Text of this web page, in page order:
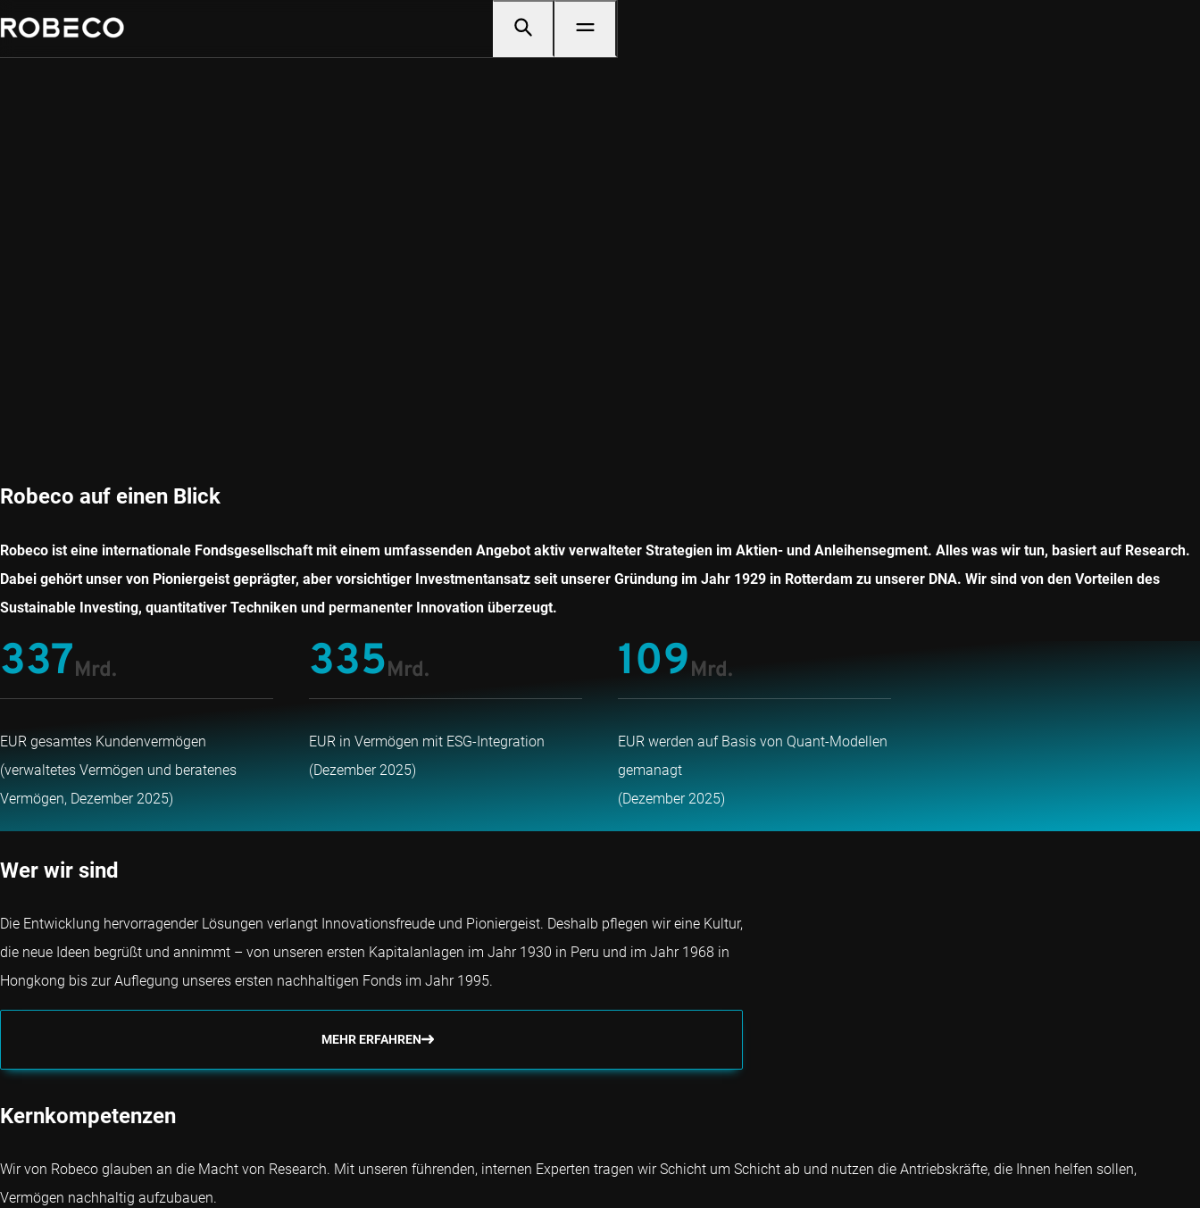
Robeco auf einen Blick
Robeco ist eine internationale Fondsgesellschaft mit einem umfassenden Angebot aktiv verwalteter Strategien im Aktien- und Anleihensegment. Alles was wir tun, basiert auf Research.
Dabei gehört unser von Pioniergeist geprägter, aber vorsichtiger Investmentansatz seit unserer Gründung im Jahr 1929 in Rotterdam zu unserer DNA. Wir sind von den Vorteilen des
Sustainable Investing, quantitativer Techniken und permanenter Innovation überzeugt.
337Mrd.
EUR gesamtes Kundenvermögen
(verwaltetes Vermögen und beratenes
Vermögen, Dezember 2025)
335Mrd.
EUR in Vermögen mit ESG-Integration
(Dezember 2025)
109Mrd.
EUR werden auf Basis von Quant-Modellen
gemanagt
(Dezember 2025)
Wer wir sind
Die Entwicklung hervorragender Lösungen verlangt Innovationsfreude und Pioniergeist. Deshalb pflegen wir eine Kultur,
die neue Ideen begrüßt und annimmt – von unseren ersten Kapitalanlagen im Jahr 1930 in Peru und im Jahr 1968 in
Hongkong bis zur Auflegung unseres ersten nachhaltigen Fonds im Jahr 1995.
MEHR ERFAHREN
Kernkompetenzen
Wir von Robeco glauben an die Macht von Research. Mit unseren führenden, internen Experten tragen wir Schicht um Schicht ab und nutzen die Antriebskräfte, die Ihnen helfen sollen,
Vermögen nachhaltig aufzubauen.